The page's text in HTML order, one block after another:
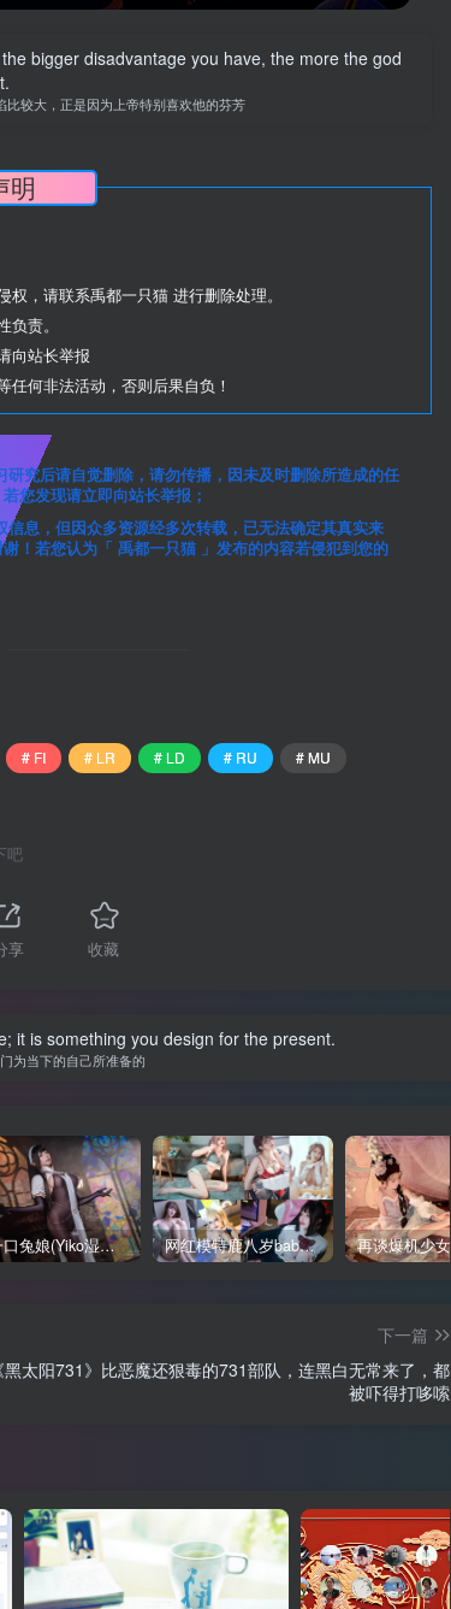
bigger disadvantage you have, the more the god
较大，正是因为上帝特别喜欢他的芬芳
明
本网站的文章部分内容可能来源于网络，仅供大家学习与参考，如有侵权，请联系禹都一只猫 进行删除处理。
责。
向站长举报
何非法活动，否则后果自负！
究后请自觉删除，请勿传播，因未及时删除所造成的任
您发现请立即向站长举报；
息，但因众多资源经多次转载，已无法确定其真实来
！若您认为「 禹都一只猫 」发布的内容若侵犯到您的
# FI # LR # LD # RU
# MU
吧
享 收藏
it is something you design for the present.
为当下的自己所准备的
咬一口兔娘(Yiko湿润兔、黏黏团子兔)写真合集下载 网红模特鹿八岁baby写真合集
下一篇
黑太阳731》比恶魔还狠毒的731部队，连黑白无常来了，都
被吓得打哆嗦